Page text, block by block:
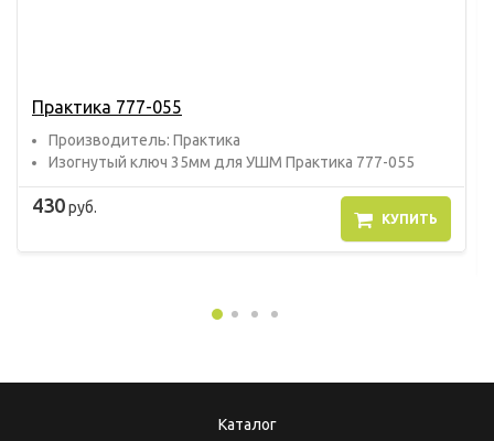
Практика 777-055
Прoизвoдитель: Практика
Изогнутый ключ 35мм для УШМ Практика 777-055
430руб.
КУПИТЬ
Каталог